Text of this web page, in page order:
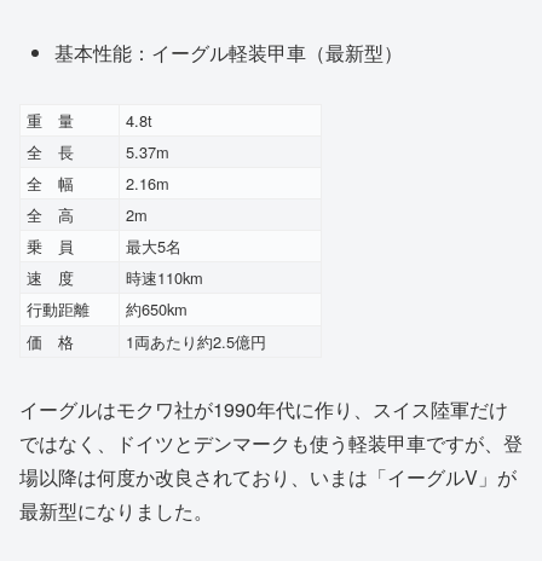
基本性能：イーグル軽装甲車（最新型）
重 量
4.8t
全 長
5.37m
全 幅
2.16m
全 高
2m
乗 員
最大5名
速 度
時速110km
行動距離
約650km
価 格
1両あたり約2.5億円
イーグルはモクワ社が1990年代に作り、スイス陸軍だけ
ではなく、ドイツとデンマークも使う軽装甲車ですが、登
場以降は何度か改良されており、いまは「イーグルV」が
最新型になりました。